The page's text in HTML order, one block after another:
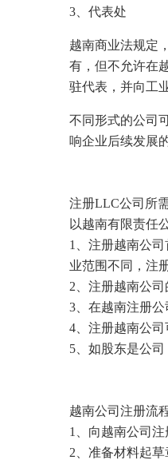
3、代表处
越南商业法规定
有，但不允许在
驻代表，并向工
不同形式的公司
响企业后续发展
注册LLC公司所
以越南有限责任
1、注册越南公
业范围不同，注
2、注册越南公
3、在越南注册
4、注册越南公司
5、如股东是公
越南公司注册流
1、向越南公司
2、准备材料起